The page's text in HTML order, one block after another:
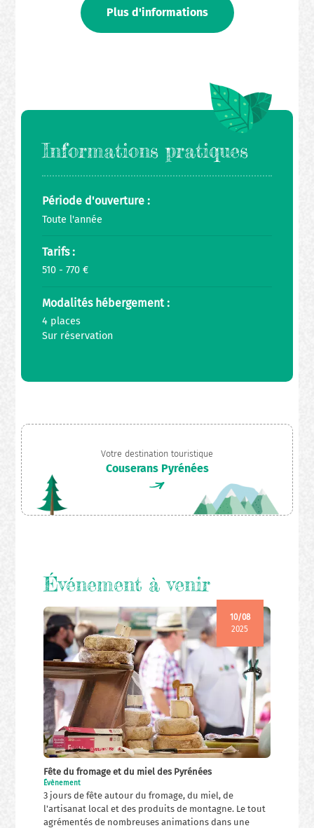
Plus d'informations
Informations pratiques
Période d'ouverture :
Toute l'année
Tarifs :
510 - 770 €
Modalités hébergement :
4 places
Sur réservation
Votre destination touristique
Couserans Pyrénées
Événement à venir
10/08
2025
Fête du fromage et du miel des Pyrénées
Évènement
3 jours de fête autour du fromage, du miel, de
l'artisanat local et des produits de montagne. Le tout
agrémentés de nombreuses animations dans une